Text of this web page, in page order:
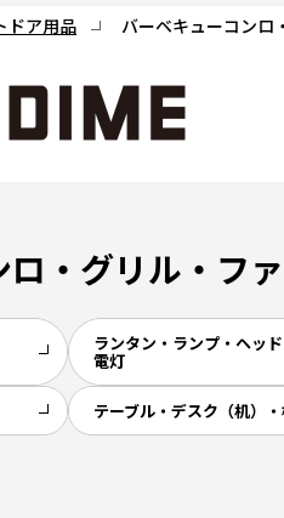
ドア用品 バーベキューコンロ
・グリル・フ
ランタン・ランプ・ヘッ
電灯
テーブル・デスク（机）